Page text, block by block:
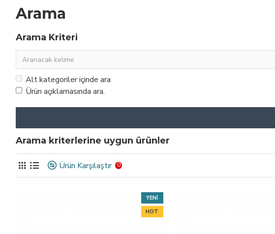
Arama
Arama Kriteri
Alt kategoriler içinde ara
Ürün açıklamasında ara.
Arama kriterlerine uygun ürünler
Ürün Karşılaştır 0
YENI
HOT